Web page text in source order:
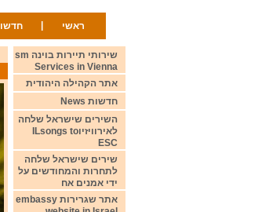
ראשי
שירותי תיירות בוינה sm
Services in Vienna
אתר הקהילה היהודית
חדשות News
השירים שישראל שלחה
לאירוויזיוILsongs to
ESC
שירים שישראל שלחה
לתחרות והמחודשים על
ידי אמנים אח
אתר שגרירות embassy